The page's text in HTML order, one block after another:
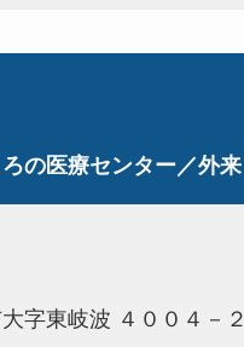
の医療センター／外来
字東岐波 ４００４－２